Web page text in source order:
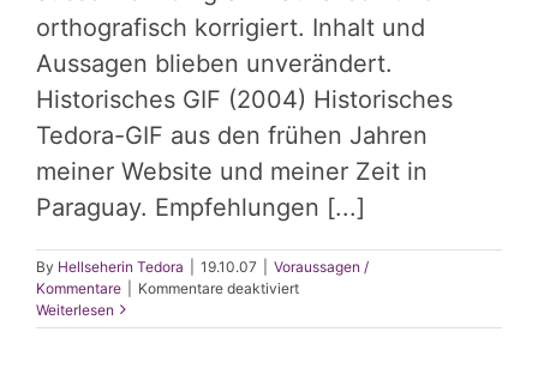
orthografisch korrigiert. Inhalt und
Aussagen blieben unverändert.
Historisches GIF (2004) Historisches
Tedora-GIF aus den frühen Jahren
meiner Website und meiner Zeit in
Paraguay. Empfehlungen [...]
By Hellseherin Tedora 19.10.07
Voraussagen /
Kommentare
Kommentare deaktiviertfür
wird
Weiterlesen